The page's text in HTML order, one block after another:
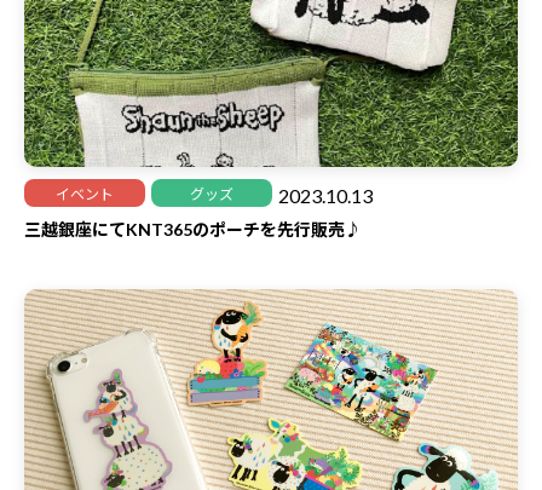
イベント グッズ 2023.10.13
三越銀座にてKNT365のポーチを先行販売♪